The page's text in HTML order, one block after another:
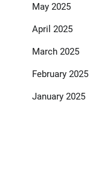
May 2025
April 2025
March 2025
February 2025
January 2025